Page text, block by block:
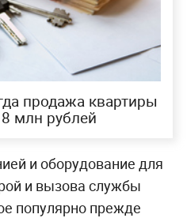
продажа квартиры
млн рублей
и оборудование для
и вызова службы
популярно прежде